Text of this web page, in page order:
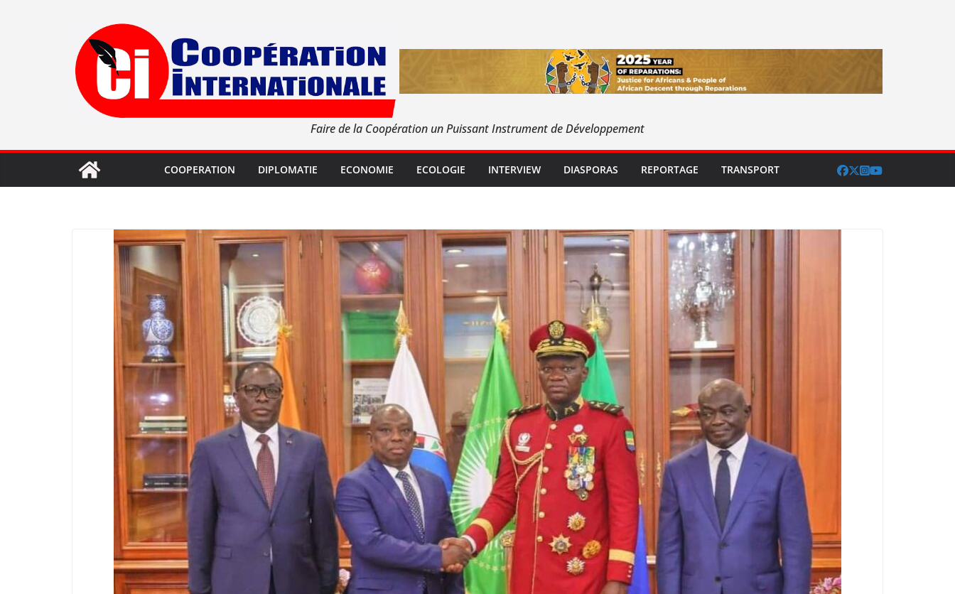
Faire de la Coopération un Puissant Instrument de Développement
COOPERATION DIPLOMATIE ECONOMIE ECOLOGIE INTERVIEW DIASPORAS REPORTAGE TRANSPORT